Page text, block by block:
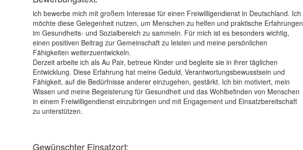
ich bewerbe mich mit großem Interesse für einen Freiwilligendienst in Deutschland. Ich
möchte diese Gelegenheit nutzen, um Menschen zu helfen und praktische Erfahrungen
im Gesundheits- und Sozialbereich zu sammeln. Für mich ist es besonders wichtig,
einen positiven Beitrag zur Gemeinschaft zu leisten und meine persönlichen
Fähigkeiten weiterzuentwickeln.
Derzeit arbeite ich als Au Pair, betreue Kinder und begleite sie in ihrer täglichen
Entwicklung. Diese Erfahrung hat meine Geduld, Verantwortungsbewusstsein und
Fähigkeit, auf die Bedürfnisse anderer einzugehen, gestärkt. Ich bin motiviert, mein
Wissen und meine Begeisterung für Gesundheit und das Wohlbefinden von Menschen
in einem Freiwilligendienst einzubringen und mit Engagement und Einsatzbereitschaft
zu unterstützen.
Gewünschter Einsatzort: